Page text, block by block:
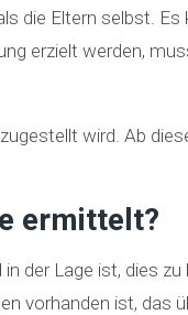
die Eltern selbst.
erzielt werden,
wird. Ab
ermittelt?
der Lage ist, dies
vorhanden ist, das